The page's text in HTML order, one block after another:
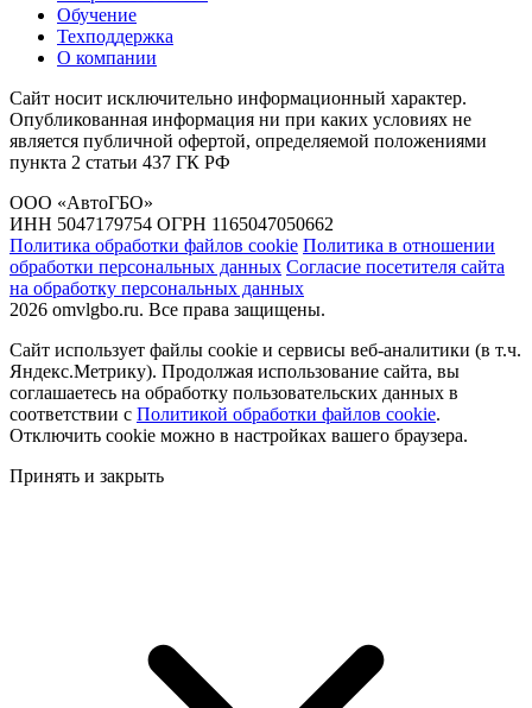
Обучение
Техподдержка
О компании
Сайт носит исключительно информационный характер.
Опубликованная информация ни при каких условиях не
является публичной офертой, определяемой положениями
пункта 2 статьи 437 ГК РФ
ООО «АвтоГБО»
ИНН 5047179754 ОГРН 1165047050662
Политика обработки файлов cookie Политика в отношении
обработки персональных данных Согласие посетителя сайта
на обработку персональных данных
2026 omvlgbo.ru. Все права защищены.
Сайт использует файлы cookie и сервисы веб-аналитики (в т.ч.
Яндекс.Метрику). Продолжая использование сайта, вы
соглашаетесь на обработку пользовательских данных в
соответствии с Политикой обработки файлов cookie.
Отключить cookie можно в настройках вашего браузера.
Принять и закрыть